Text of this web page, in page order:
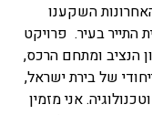
השקענו
חווית התייר בעיר. פרויקט
הנציב ומתחם הרכס,
של בירת ישראל,
אני מזמין